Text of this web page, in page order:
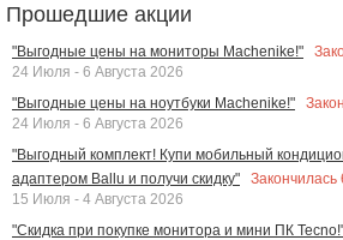
Прошедшие акции
"Выгодные цены на мониторы Machenike!"
24 Июля - 6 Августа 2026
"Выгодные цены на ноутбуки Machenike!"
24 Июля - 6 Августа 2026
"Выгодный комплект! Купи мобильный
адаптером Ballu и получи скидку"
Закончилась
15 Июля - 4 Августа 2026
"Скидка при покупке монитора и мини ПК